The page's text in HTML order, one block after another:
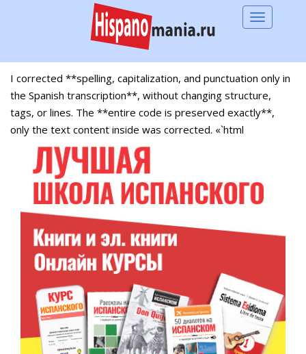
p
TOGGLE
I corrected **spelling, capitalization, and punctuation only in
the Spanish transcription**, without changing structure,
tags, or lines. The **entire code is preserved exactly**,
only the text content inside was corrected. «`html